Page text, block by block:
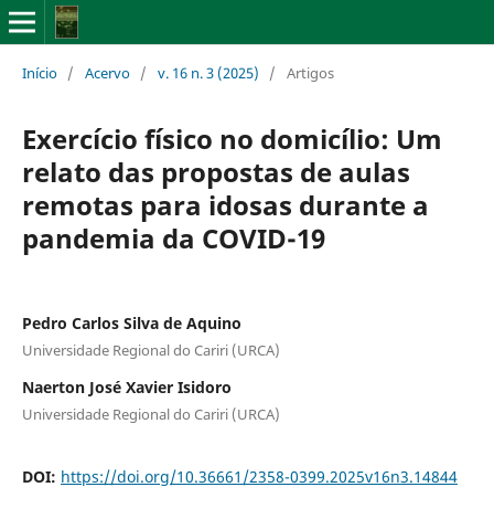
Início / Acervo / v. 16 n. 3 (2025) / Artigos
Exercício físico no domicílio: Um
relato das propostas de aulas
remotas para idosas durante a
pandemia da COVID-19
Pedro Carlos Silva de Aquino
Universidade Regional do Cariri (URCA)
Naerton José Xavier Isidoro
Universidade Regional do Cariri (URCA)
DOI: https://doi.org/10.36661/2358-0399.2025v16n3.14844